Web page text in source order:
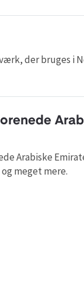
der bruges i
Arabiske
meget mere.